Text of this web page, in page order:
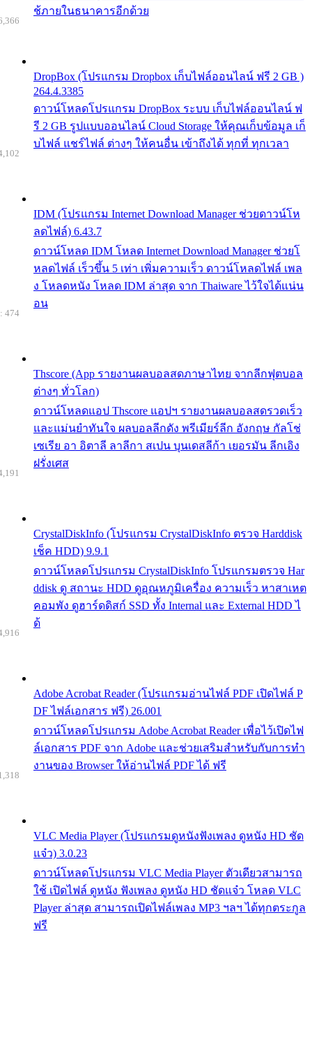
ช้ภายในธนาคารอีกด้วย
DropBox (โปรแกรม Dropbox เก็บไฟล์ออนไลน์ ฟรี 2 GB )
264.4.3385
ดาวน์โหลดโปรแกรม DropBox ระบบ เก็บไฟล์ออนไลน์ ฟ
รี 2 GB รูปแบบออนไลน์ Cloud Storage ให้คุณเก็บข้อมูล เก็
บไฟล์ แชร์ไฟล์ ต่างๆ ให้คนอื่น เข้าถึงได้ ทุกที่ ทุกเวลา
IDM (โปรแกรม Internet Download Manager ช่วยดาวน์โห
ลดไฟล์) 6.43.7
ดาวน์โหลด IDM โหลด Internet Download Manager ช่วยโ
หลดไฟล์ เร็วขึ้น 5 เท่า เพิ่มความเร็ว ดาวน์โหลดไฟล์ เพล
ง โหลดหนัง โหลด IDM ล่าสุด จาก Thaiware ไว้ใจได้แน่น
อน
Thscore (App รายงานผลบอลสดภาษาไทย จากลีกฟุตบอล
ต่างๆ ทั่วโลก)
ดาวน์โหลดแอป Thscore แอปฯ รายงานผลบอลสดรวดเร็ว
และแม่นยำทันใจ ผลบอลลีกดัง พรีเมียร์ลีก อังกฤษ กัลโช่
เซเรีย อา อิตาลี ลาลีกา สเปน บุนเดสลีก้า เยอรมัน ลีกเอิง
ฝรั่งเศส
474
CrystalDiskInfo (โปรแกรม CrystalDiskInfo ตรวจ Harddisk
เช็ค HDD) 9.9.1
ดาวน์โหลดโปรแกรม CrystalDiskInfo โปรแกรมตรวจ Har
ddisk ดู สถานะ HDD ดูอุณหภูมิเครื่อง ความเร็ว หาสาเหต
คอมพัง ดูฮาร์ดดิสก์ SSD ทั้ง Internal และ External HDD ไ
ด้
Adobe Acrobat Reader (โปรแกรมอ่านไฟล์ PDF เปิดไฟล์ P
DF ไฟล์เอกสาร ฟรี) 26.001
ดาวน์โหลดโปรแกรม Adobe Acrobat Reader เพื่อไว้เปิดไฟ
ล์เอกสาร PDF จาก Adobe และช่วยเสริมสำหรับกับการทำ
งานของ Browser ให้อ่านไฟล์ PDF ได้ ฟรี
VLC Media Player (โปรแกรมดูหนังฟังเพลง ดูหนัง HD ชัด
แจ๋ว) 3.0.23
ดาวน์โหลดโปรแกรม VLC Media Player ตัวเดียวสามารถ
ใช้ เปิดไฟล์ ดูหนัง ฟังเพลง ดูหนัง HD ชัดแจ๋ว โหลด VLC
Player ล่าสุด สามารถเปิดไฟล์เพลง MP3 ฯลฯ ได้ทุกตระกูล
ฟรี